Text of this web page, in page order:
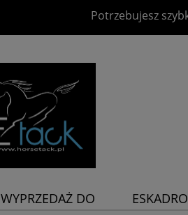
Potrzebujesz
WYPRZEDAŻ DO